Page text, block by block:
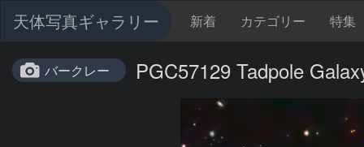
天体写真ギャラリー 新着 カテゴリー 特集
バークレー PGC57129 Tadpole